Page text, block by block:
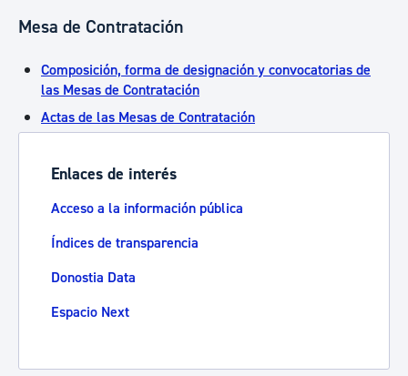
Mesa de Contratación
Composición, forma de designación y convocatorias de
las Mesas de Contratación
Actas de las Mesas de Contratación
Enlaces de interés
Acceso a la información pública
Índices de transparencia
Donostia Data
Espacio Next